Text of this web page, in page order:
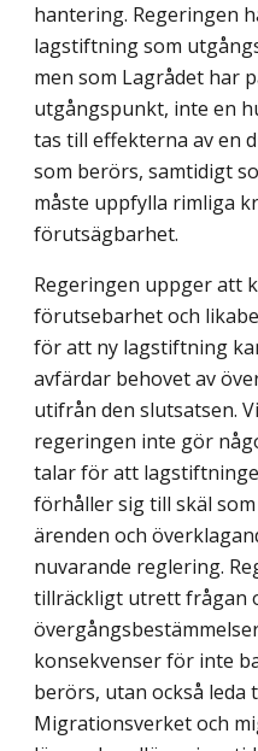
hantering. Regeringen
lagstiftning som
men som Lagrådet har
utgångspunkt, inte en
tas till effekterna av en
som berörs, samtidigt
måste uppfylla rimliga
förutsägbarhet.
Regeringen uppger att
förutsebarhet och
för att ny lagstiftning
avfärdar behovet av
utifrån den slutsatsen.
regeringen inte gör
talar för att
förhåller sig till skäl
ärenden och
nuvarande reglering.
tillräckligt utrett frågan
konsekvenser för inte
berörs, utan också leda
Migrationsverket och